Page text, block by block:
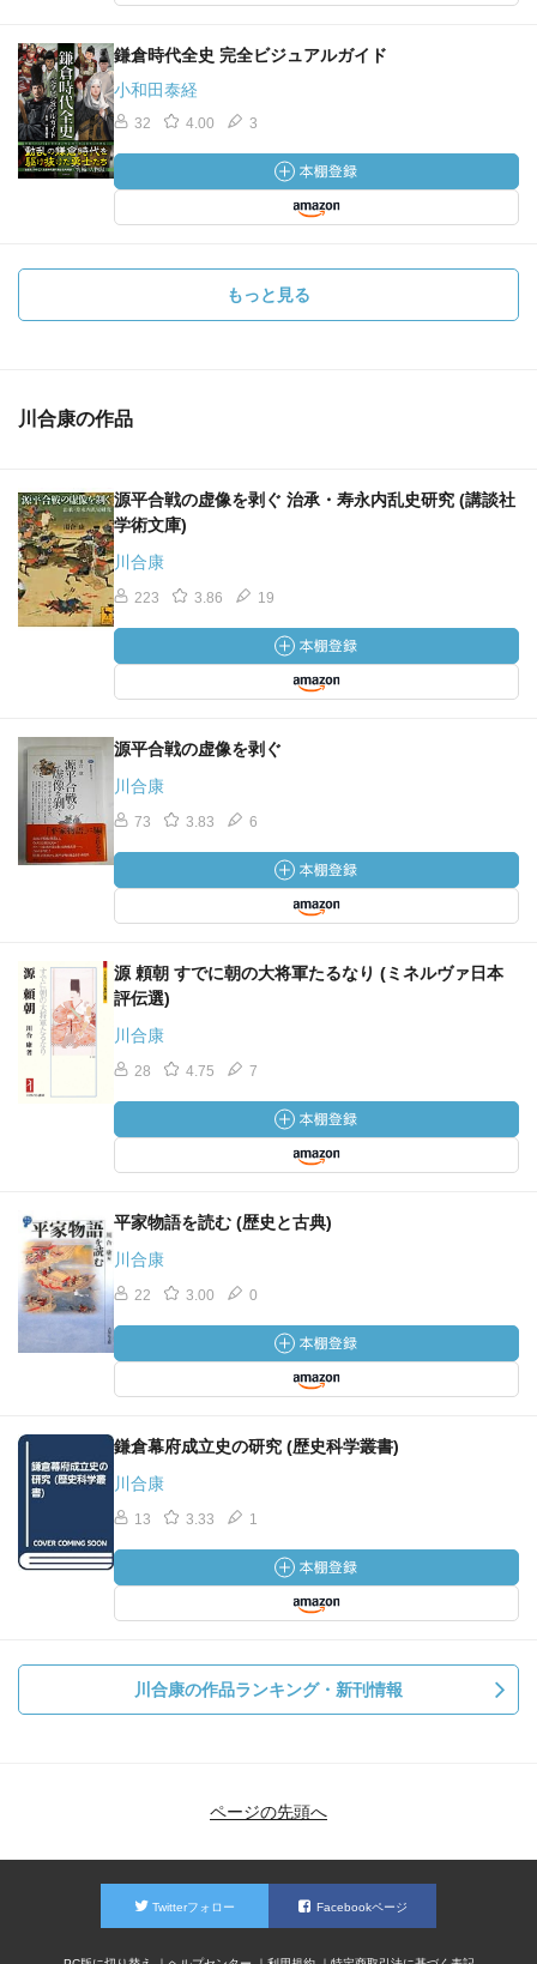
鎌倉時代全史 完全ビジュアルガイド
小和田泰経
32 4.00 3
もっと見る
川合康の作品
源平合戦の虚像を剥ぐ 治承・寿永内乱史研究 (講談社
学術文庫)
川合康
223 3.86 19
源平合戦の虚像を剥ぐ
川合康
73 3.83 6
源 頼朝 すでに朝の大将軍たるなり (ミネルヴァ日本
評伝選)
川合康
28 4.75 7
平家物語を読む (歴史と古典)
川合康
22 3.00 0
鎌倉幕府成立史の研究 (歴史科学叢書)
川合康
13 3.33 1
川合康の作品ランキング・新刊情報
ページの先頭へ
Twitterフォロー Facebookページ